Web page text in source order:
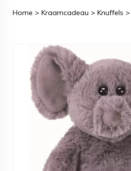
Home > Kraamcadeau > Knuffels >